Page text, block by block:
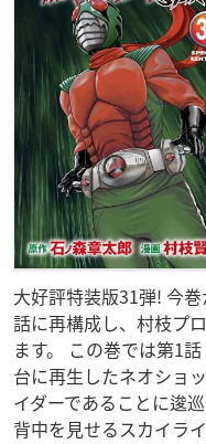
大好評特装版31弾! 今
話に再構成し、村枝プ
ます。 この巻では第1
台に再生したネオショ
イダーであることに逡
背中を見せるスカイラ